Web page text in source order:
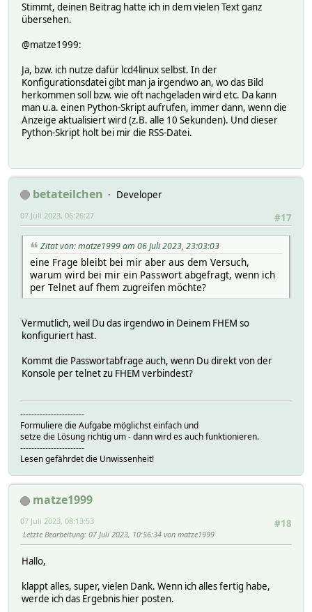
Stimmt, deinen Beitrag hatte ich in dem vielen Text ganz
übersehen.
@matze1999:
Ja, bzw. ich nutze dafür lcd4linux selbst. In der
Konfigurationsdatei gibt man ja irgendwo an, wo das Bild
herkommen soll bzw. wie oft nachgeladen wird etc. Da kann
man u.a. einen Python-Skript aufrufen, immer dann, wenn die
Anzeige aktualisiert wird (z.B. alle 10 Sekunden). Und dieser
Python-Skript holt bei mir die RSS-Datei.
betateilchen
Developer
#17
07 Juli 2023, 06:26:27
Zitat von: matze1999 am 06 Juli 2023, 23:03:03
eine Frage bleibt bei mir aber aus dem Versuch,
warum wird bei mir ein Passwort abgefragt, wenn ich
per Telnet auf fhem zugreifen möchte?
Vermutlich, weil Du das irgendwo in Deinem FHEM so
konfiguriert hast.
Kommt die Passwortabfrage auch, wenn Du direkt von der
Konsole per telnet zu FHEM verbindest?
-----------------------
Formuliere die Aufgabe möglichst einfach und
setze die Lösung richtig um - dann wird es auch funktionieren.
-----------------------
Lesen gefährdet die Unwissenheit!
matze1999
#18
07 Juli 2023, 08:13:53
Letzte Bearbeitung: 07 Juli 2023, 10:56:34 von matze1999
Hallo,
klappt alles, super, vielen Dank. Wenn ich alles fertig habe,
werde ich das Ergebnis hier posten.